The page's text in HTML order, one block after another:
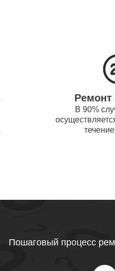
Ремонт
Ремонт
Ремонт
Thunderobot
Ремонт
Ремонт
В 90%
Пошаговый процесс